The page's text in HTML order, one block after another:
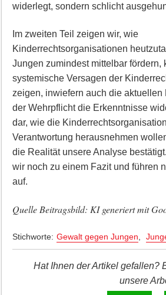
widerlegt, sondern schlicht
Im zweiten Teil zeigen wir, wie
Kinderrechtsorganisationen
Jungen zumindest mittelbar fördern,
systemische Versagen der
zeigen, inwiefern auch die aktuellen
der Wehrpflicht die Erkenntnisse
dar, wie die
Verantwortung herausnehmen
die Realität unsere Analyse
wir noch zu einem Fazit und führen
auf.
Quelle Beitragsbild: KI generiert mit
Stichworte: Gewalt gegen Jungen
Hat Ihnen der Artikel gefallen?
unsere